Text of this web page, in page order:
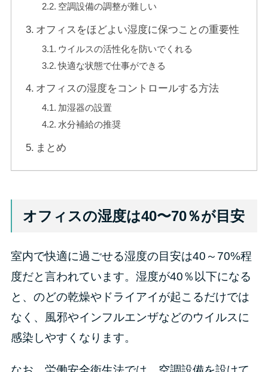
空調設備の調整が難しい
オフィスをほどよい湿度に保つことの重要性
ウイルスの活性化を防いでくれる
快適な状態で仕事ができる
オフィスの湿度をコントロールする方法
加湿器の設置
水分補給の推奨
まとめ
オフィスの湿度は40〜70％が目安
室内で快適に過ごせる湿度の目安は40～70%程
度だと言われています。湿度が40％以下になる
と、のどの乾燥やドライアイが起こるだけでは
なく、風邪やインフルエンザなどのウイルスに
感染しやすくなります。